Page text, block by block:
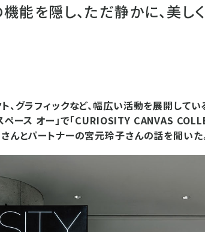
能を隠し、ただ静かに、美し
、グラフィックなど、幅広い活動を展開して
ペース オー」で「CURIOSITY CANVAS
んとパートナーの宮元玲子さんの話を聞いた